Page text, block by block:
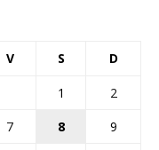
V S D
1
2
7 8
9